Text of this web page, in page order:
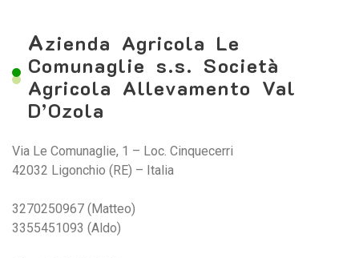
Azienda Agricola Le
Comunaglie s.s. Società
Agricola Allevamento Val
D’Ozola
Via Le Comunaglie, 1 – Loc. Cinquecerri
42032 Ligonchio (RE) – Italia
3270250967 (Matteo)
3355451093 (Aldo)